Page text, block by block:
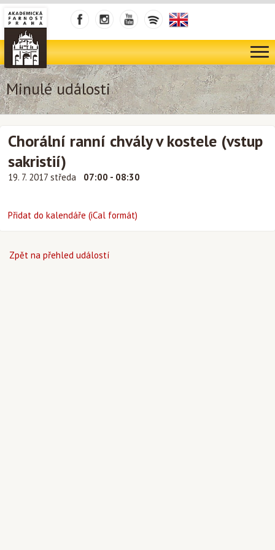
Minulé události
Chorální ranní chvály v kostele (vstup
sakristií)
19. 7. 2017 středa 07:00 - 08:30
Přidat do kalendáře (iCal formát)
Zpět na přehled událostí